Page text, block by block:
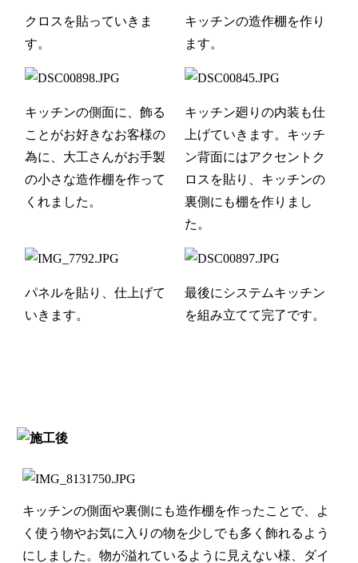
クロスを貼っていきま
す。
キッチンの造作棚を作り
ます。
キッチンの側面に、飾る
ことがお好きなお客様の
為に、大工さんがお手製
の小さな造作棚を作って
くれました。
キッチン廻りの内装も仕
上げていきます。キッチ
ン背面にはアクセントク
ロスを貼り、キッチンの
裏側にも棚を作りまし
た。
パネルを貼り、仕上げて
いきます。
最後にシステムキッチン
を組み立てて完了です。
キッチンの側面や裏側にも造作棚を作ったことで、よ
く使う物やお気に入りの物を少しでも多く飾れるよう
にしました。物が溢れているように見えない様、ダイ